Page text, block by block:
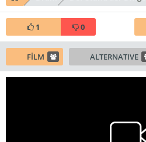
1 0
FİLM ALTERNATIVE